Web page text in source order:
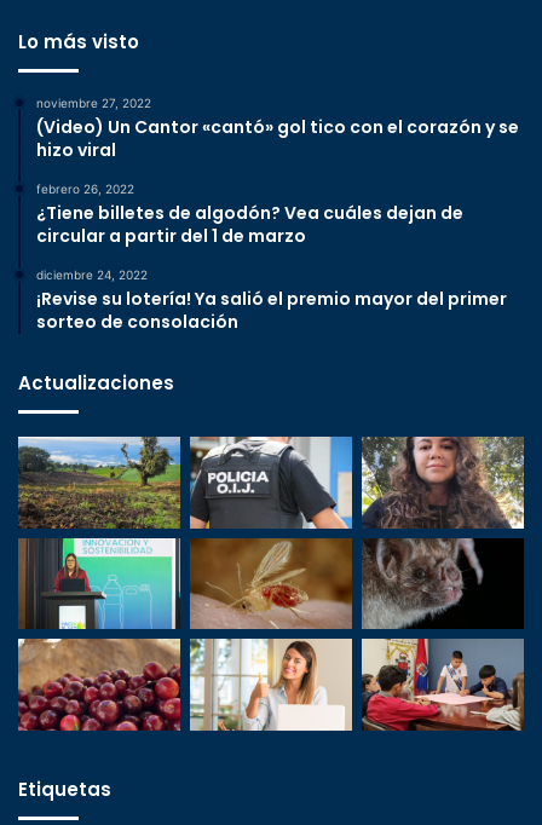
Lo más visto
noviembre 27, 2022
(Video) Un Cantor «cantó» gol tico con el corazón y se
hizo viral
febrero 26, 2022
¿Tiene billetes de algodón? Vea cuáles dejan de
circular a partir del 1 de marzo
diciembre 24, 2022
¡Revise su lotería! Ya salió el premio mayor del primer
sorteo de consolación
Actualizaciones
Etiquetas